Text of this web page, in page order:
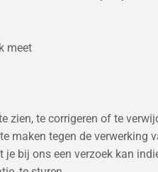
meet
zien, te corrigeren of te
maken tegen de
bij ons een verzoek kan